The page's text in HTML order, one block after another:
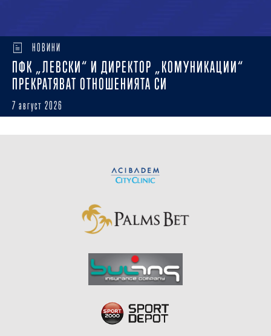
НОВИНИ
ПФК „ЛЕВСКИ“ И ДИРЕКТОР „КОМУНИКАЦИИ“
ПРЕКРАТЯВАТ ОТНОШЕНИЯТА СИ
7 август 2026